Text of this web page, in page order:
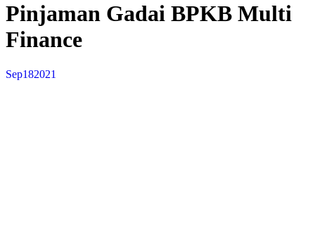
Pinjaman Gadai BPKB Multi
Finance
Sep182021